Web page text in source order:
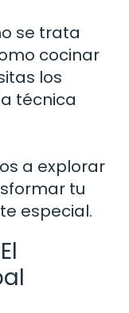
se trata
cocinar
los
técnica
a explorar
tu
especial.